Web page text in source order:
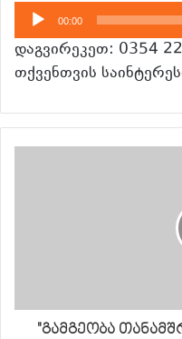
აუდიო
დამკვრელი
00:00
დაგვირეკეთ: 0354
თქვენთვის
"გამგეობა